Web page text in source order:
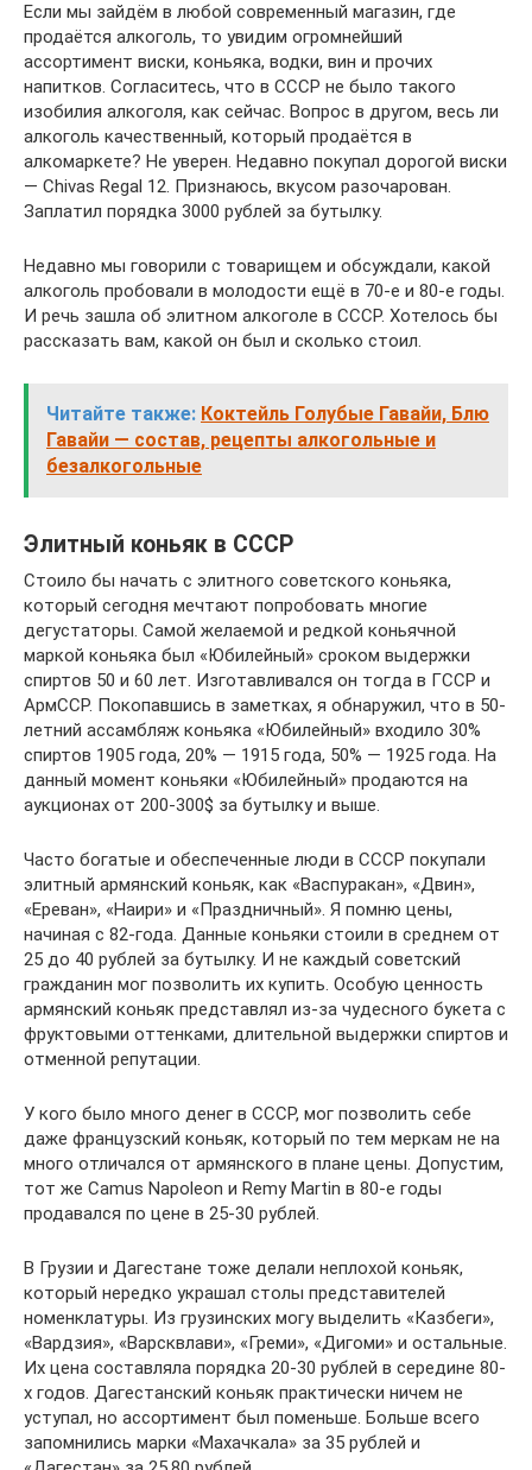
Если мы зайдём в любой современный магазин, где
продаётся алкоголь, то увидим огромнейший
ассортимент виски, коньяка, водки, вин и прочих
напитков. Согласитесь, что в СССР не было такого
изобилия алкоголя, как сейчас. Вопрос в другом, весь ли
алкоголь качественный, который продаётся в
алкомаркете? Не уверен. Недавно покупал дорогой виски
— Chivas Regal 12. Признаюсь, вкусом разочарован.
Заплатил порядка 3000 рублей за бутылку.
Недавно мы говорили с товарищем и обсуждали, какой
алкоголь пробовали в молодости ещё в 70-е и 80-е годы.
И речь зашла об элитном алкоголе в СССР. Хотелось бы
рассказать вам, какой он был и сколько стоил.
Читайте также: Коктейль Голубые Гавайи, Блю
Гавайи — состав, рецепты алкогольные и
безалкогольные
Элитный коньяк в СССР
Стоило бы начать с элитного советского коньяка,
который сегодня мечтают попробовать многие
дегустаторы. Самой желаемой и редкой коньячной
маркой коньяка был «Юбилейный» сроком выдержки
спиртов 50 и 60 лет. Изготавливался он тогда в ГССР и
АрмССР. Покопавшись в заметках, я обнаружил, что в 50-
летний ассамбляж коньяка «Юбилейный» входило 30%
спиртов 1905 года, 20% — 1915 года, 50% — 1925 года. На
данный момент коньяки «Юбилейный» продаются на
аукционах от 200-300$ за бутылку и выше.
Часто богатые и обеспеченные люди в СССР покупали
элитный армянский коньяк, как «Васпуракан», «Двин»,
«Ереван», «Наири» и «Праздничный». Я помню цены,
начиная с 82-года. Данные коньяки стоили в среднем от
25 до 40 рублей за бутылку. И не каждый советский
гражданин мог позволить их купить. Особую ценность
армянский коньяк представлял из-за чудесного букета с
фруктовыми оттенками, длительной выдержки спиртов и
отменной репутации.
У кого было много денег в СССР, мог позволить себе
даже французский коньяк, который по тем меркам не на
много отличался от армянского в плане цены. Допустим,
тот же Camus Napoleon и Remy Martin в 80-е годы
продавался по цене в 25-30 рублей.
В Грузии и Дагестане тоже делали неплохой коньяк,
который нередко украшал столы представителей
номенклатуры. Из грузинских могу выделить «Казбеги»,
«Вардзия», «Варсквлави», «Греми», «Дигоми» и остальные.
Их цена составляла порядка 20-30 рублей в середине 80-
х годов. Дагестанский коньяк практически ничем не
уступал, но ассортимент был поменьше. Больше всего
запомнились марки «Махачкала» за 35 рублей и